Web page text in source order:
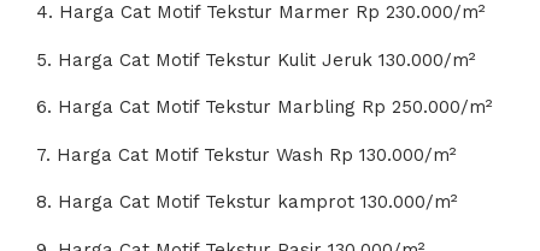
4. Harga Cat Motif Tekstur Marmer Rp 230.000/m²
5. Harga Cat Motif Tekstur Kulit Jeruk 130.000/m²
6. Harga Cat Motif Tekstur Marbling Rp 250.000/m²
7. Harga Cat Motif Tekstur Wash Rp 130.000/m²
8. Harga Cat Motif Tekstur kamprot 130.000/m²